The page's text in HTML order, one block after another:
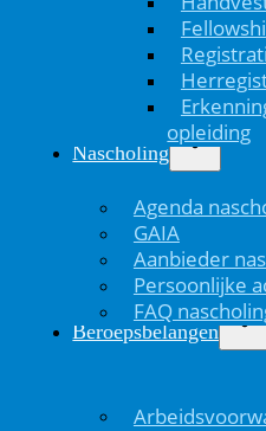
opleiding
Nascholing
Agenda
GAIA
Aanbieder
Persoonlijke
FAQ
Beroepsbelangen